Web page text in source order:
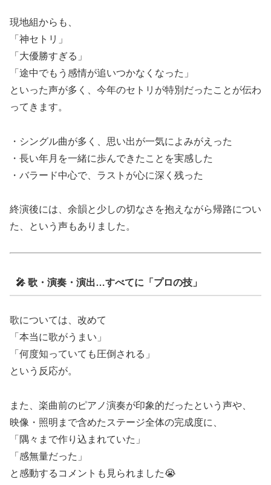
現地組からも、
「神セトリ」
「大優勝すぎる」
「途中でもう感情が追いつかなくなった」
といった声が多く、今年のセトリが特別だったことが伝わ
ってきます。
・シングル曲が多く、思い出が一気によみがえった
・長い年月を一緒に歩んできたことを実感した
・バラード中心で、ラストが心に深く残った
終演後には、余韻と少しの切なさを抱えながら帰路につい
た、という声もありました。
🎤 歌・演奏・演出…すべてに「プロの技」
歌については、改めて
「本当に歌がうまい」
「何度知っていても圧倒される」
という反応が。
また、楽曲前のピアノ演奏が印象的だったという声や、
映像・照明まで含めたステージ全体の完成度に、
「隅々まで作り込まれていた」
「感無量だった」
と感動するコメントも見られました😭